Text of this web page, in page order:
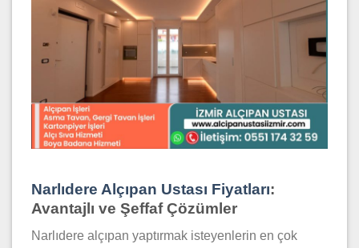
Narlıdere Alçıpan Ustası Fiyatları:
Avantajlı ve Şeffaf Çözümler
Narlıdere alçıpan yaptırmak isteyenlerin en çok